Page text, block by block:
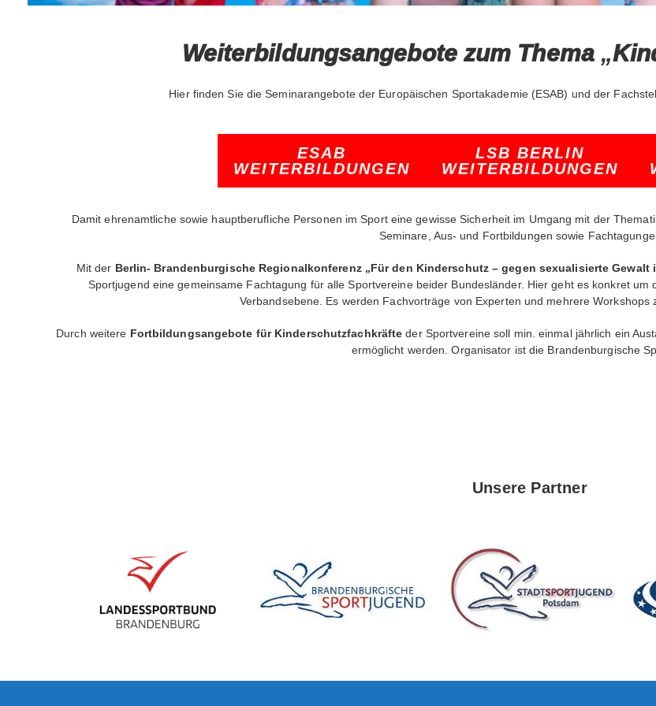
Weiterbildungsangebote zum Thema „
Hier finden Sie die Seminarangebote der Europäischen Sportakademie (ESAB) und der
ESAB
WEITERBILDUNGEN
LSB BERLIN
WEITERBILDUNGEN
Damit ehrenamtliche sowie hauptberufliche Personen im Sport eine gewisse Sicherheit im Umgang mit der
Seminare, Aus- und Fortbildungen sowie
Mit der Berlin- Brandenburgische Regionalkonferenz „Für den Kinderschutz – gegen sexualisierte Gewalt
Sportjugend eine gemeinsame Fachtagung für alle Sportvereine beider Bundesländer. Hier geht es konkret
Verbandsebene. Es werden Fachvorträge von Experten und mehrere Workshops
Durch weitere Fortbildungsangebote für Kinderschutzfachkräfte der Sportvereine soll min. einmal jährlich ein
ermöglicht werden. Organisator ist die Brandenburgische
Unsere Partner